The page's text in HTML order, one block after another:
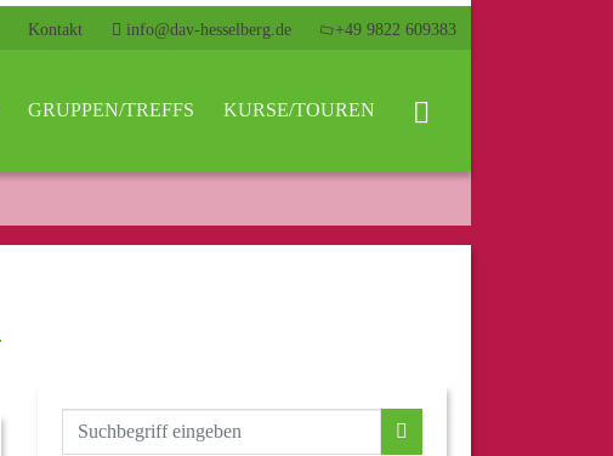
Kontakt info@dav-hesselberg.de +49 9822 609383
GRUPPEN/TREFFS KURSE/TOUREN